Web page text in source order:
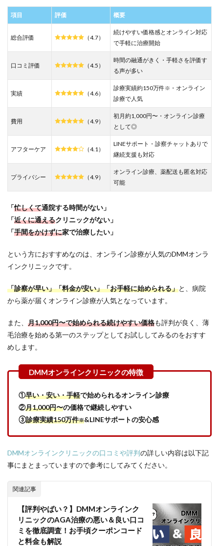
クリ
ク9選
較表
博多
AGA
クリ
クマ
的別
AGA
クリ
ニッ
ャー
ト
表】
費が
安
い・
を重
視・
オン
ライ
療/
対面
の3
つの
軸で
選ぶ
で”治療
費が安
い”AGA
ックを
い
4.2
福岡
で”効
項目 評価 概要
総合評価 （4.7）
続けやすい価格感とオンライン対応
で手軽に治療開始
口コミ評価 （4.5）
時間の融通がきく・手軽さを評価す
る声が多い
実績 （4.6）
診療実績約150万件※ ・オンライン
診療で人気
費用 （4.9）
初月約1,000円〜・オンライン診療
として◎
アフターケア （4.1）
LINEサポート・診察チャットありで
継続支援も対応
プライバシー （4.9）
オンライン診療、薬配送も匿名対応
可能
「忙しくて通院する時間がない」
「近くに通えるクリニックがない」
「手間をかけずに家で治療したい」
という方におすすめなのは、オンライン診療が人気のDMMオンラ
インクリニックです。
「診察が早い」「料金が安い」「お手軽に始められる」と、病院
から薬が届くオンライン診療が人気となっています。
また、 月1,000円〜で始められる続けやすい価格も評判が良く、薄
毛治療を始める第一のステップとしてお試ししてみるのをおすす
めします。
①早い・安い・手軽で始められるオンライン診療
②月1,000円〜の価格で継続しやすい
③診療実績150万件※&LINEサポートの安心感
DMMオンラインクリニックの口コミや評判の詳しい内容は以下記
事にまとまっていますので参考にしてみてください。
関連記事
【評判やばい？】DMMオンラインク
リニックのAGA治療の悪い＆良い口コ
ミを徹底調査！お手頃クーポンコード
と料金も解説